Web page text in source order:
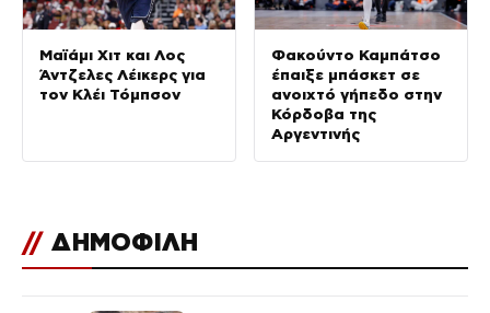
Μαϊάμι Χιτ και Λος
Άντζελες Λέικερς για
τον Κλέι Τόμπσον
Φακούντο Καμπάτσο
έπαιξε μπάσκετ σε
ανοιχτό γήπεδο στην
Κόρδοβα της
Αργεντινής
// ΔΗΜΟΦΙΛΗ